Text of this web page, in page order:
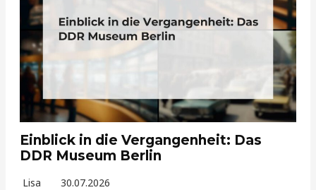
Einblick in die Vergangenheit: Das
DDR Museum Berlin
Lisa 30.07.2026